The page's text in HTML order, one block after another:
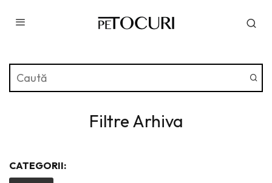
Filtre Arhiva
CATEGORII: